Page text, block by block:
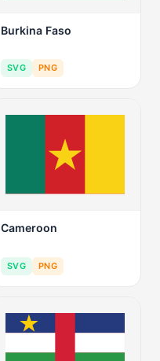
Burkina Faso
SVG PNG
Cameroon
SVG PNG